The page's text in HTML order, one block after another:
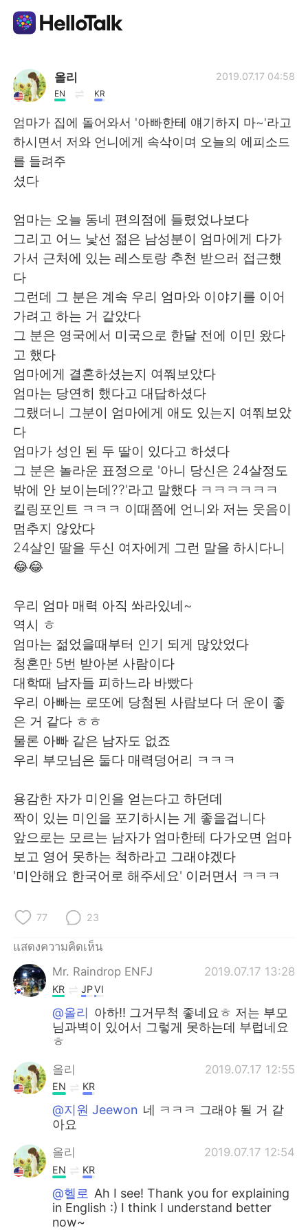
แอปแลกเปลี่ยนทางภาษา
AI Grammar Checker
ไทย
繁體中文 Español
Deutsch 日本語
한국어
Indonesia Italiano
Türkçe Tiếng Việt
Português
올리
EN KR
2019.07.17 04:58
엄마가 집에 돌어와서 '아빠한테 얘기하지 마~'라고
하시면서 저와 언니에게 속삭이며 오늘의 에피소드
를 들려주
셨다
엄마는 오늘 동네 편의점에 들렸었나보다
그리고 어느 낯선 젊은 남성분이 엄마에게 다가
가서 근처에 있는 레스토랑 추천 받으러 접근했
다
그런데 그 분은 계속 우리 엄마와 이야기를 이어
가려고 하는 거 같았다
그 분은 영국에서 미국으로 한달 전에 이민 왔다
고 했다
엄마에게 결혼하셨는지 여쭤보았다
엄마는 당연히 했다고 대답하셨다
그랬더니 그분이 엄마에게 애도 있는지 여쭤보았
다
엄마가 성인 된 두 딸이 있다고 하셨다
그 분은 놀라운 표정으로 '아니 당신은 24살정도
밖에 안 보이는데??'라고 말했다 ㅋㅋㅋㅋㅋㅋ
킬링포인트 ㅋㅋㅋ 이때쯤에 언니와 저는 웃음이
멈추지 않았다
24살인 딸을 두신 여자에게 그런 말을 하시다니
😂😂
우리 엄마 매력 아직 쏴라있네~
역시 ㅎ
엄마는 젊었을때부터 인기 되게 많았었다
청혼만 5번 받아본 사람이다
대학때 남자들 피하느라 바빴다
우리 아빠는 로또에 당첨된 사람보다 더 운이 좋
은 거 같다 ㅎㅎ
물론 아빠 같은 남자도 없죠
우리 부모님은 둘다 매력덩어리 ㅋㅋㅋ
용감한 자가 미인을 얻는다고 하던데
짝이 있는 미인을 포기하시는 게 좋을겁니다
앞으로는 모르는 남자가 엄마한테 다가오면 엄마
보고 영어 못하는 척하라고 그래야겠다
'미안해요 한국어로 해주세요' 이러면서 ㅋㅋㅋ
77 23
แสดงความคิดเห็น
Mr. Raindrop ENFJ
2019.07.17 13:28
KR JPVI
@올리 아하!! 그거무척 좋네요ㅎ 저는 부모
님과벽이 있어서 그렇게 못하는데 부럽네요
ㅎ
올리 2019.07.17 12:55
EN KR
@지원 Jeewon 네 ㅋㅋㅋ 그래야 될 거 같
아요
올리 2019.07.17 12:54
EN KR
@헬로 Ah I see! Thank you for explaining
in English :) I think I understand better
now~